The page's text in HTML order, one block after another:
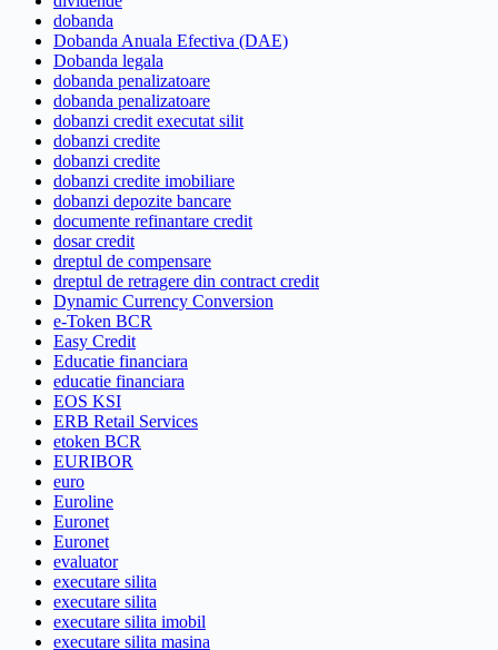
dobanda
Dobanda Anuala Efectiva (DAE)
Dobanda legala
dobanda penalizatoare
dobanda penalizatoare
dobanzi credit executat silit
dobanzi credite
dobanzi credite
dobanzi credite imobiliare
dobanzi depozite bancare
documente refinantare credit
dosar credit
dreptul de compensare
dreptul de retragere din contract credit
Dynamic Currency Conversion
e-Token BCR
Easy Credit
Educatie financiara
educatie financiara
EOS KSI
ERB Retail Services
etoken BCR
EURIBOR
euro
Euroline
Euronet
Euronet
evaluator
executare silita
executare silita
executare silita imobil
executare silita masina